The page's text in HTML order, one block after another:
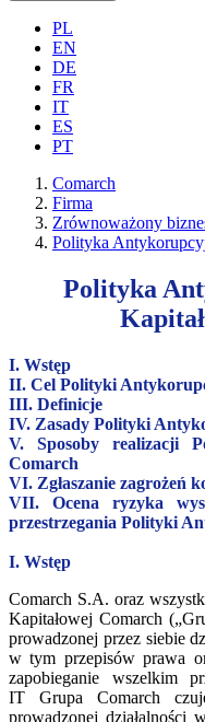
PL
EN
DE
FR
IT
ES
PT
Comarch
Firma
Zrównoważony
Polityka
Polityka
I. Wstęp
II. Cel Polityki
III. Definicje
IV. Zasady Polityki
V. Sposoby realizacji
Comarch
VI. Zgłaszanie zagrożeń
VII. Ocena ryzyka
przestrzegania Polityki
I. Wstęp
Comarch S.A. oraz
Kapitałowej Comarch
prowadzonej przez siebie
w tym przepisów prawa
zapobieganie wszelkim
IT Grupa Comarch
prowadzonej działalności